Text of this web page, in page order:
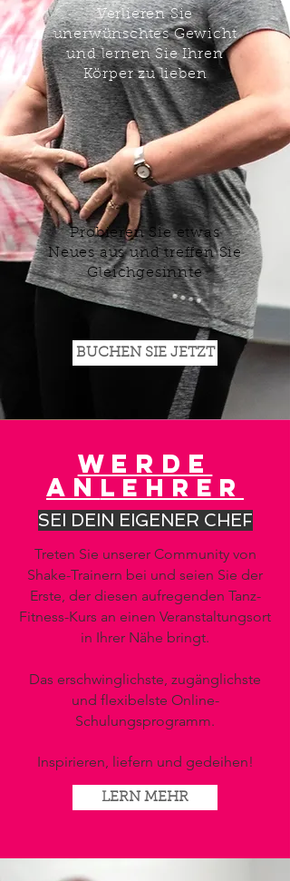
Verlieren Sie
unerwünschtes Gewicht
und lernen Sie Ihren
Körper zu lieben
Probieren Sie etwas
Neues aus und treffen Sie
Gleichgesinnte
BUCHEN SIE JETZT
WERDE
ANLEHRER
SEI DEIN EIGENER CHEF
Treten Sie unserer Community von
Shake-Trainern bei und seien Sie der
Erste, der diesen aufregenden Tanz-
Fitness-Kurs an einen Veranstaltungsort
in Ihrer Nähe bringt.
Das erschwinglichste, zugänglichste
und flexibelste Online-
Schulungsprogramm.
Inspirieren, liefern und gedeihen!
LERN MEHR